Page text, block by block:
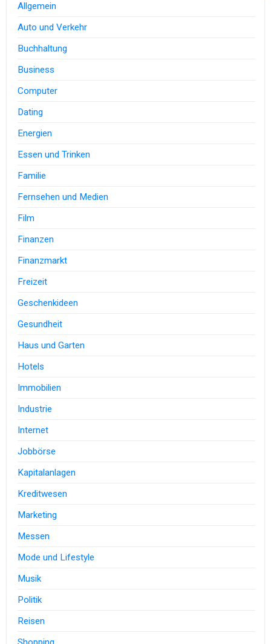
Allgemein
Auto und Verkehr
Buchhaltung
Business
Computer
Dating
Energien
Essen und Trinken
Familie
Fernsehen und Medien
Film
Finanzen
Finanzmarkt
Freizeit
Geschenkideen
Gesundheit
Haus und Garten
Hotels
Immobilien
Industrie
Internet
Jobbörse
Kapitalanlagen
Kreditwesen
Marketing
Messen
Mode und Lifestyle
Musik
Politik
Reisen